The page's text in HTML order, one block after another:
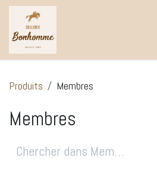
Se rendre au contenu
Produits Membres
Membres